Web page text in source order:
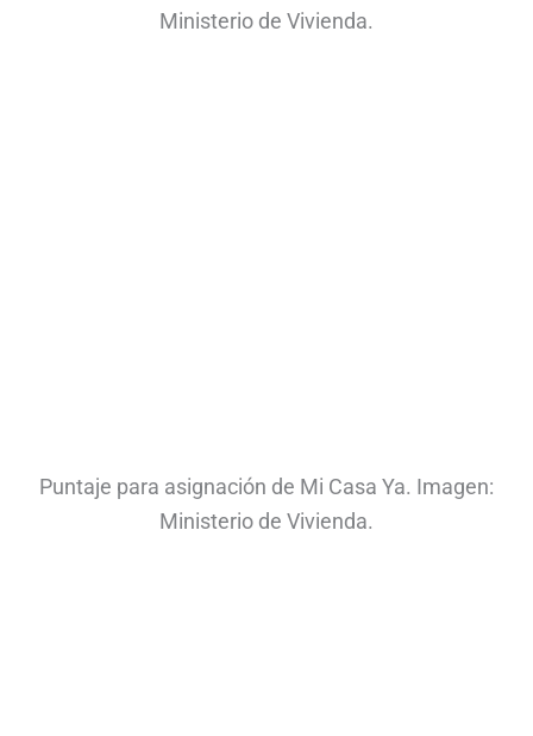
Ministerio de Vivienda.
Puntaje para asignación de Mi Casa Ya. Imagen:
Ministerio de Vivienda.